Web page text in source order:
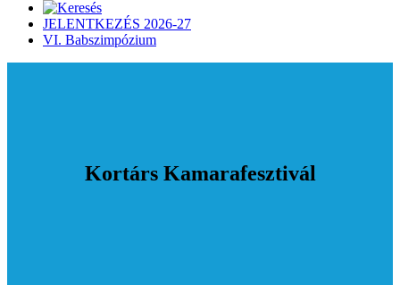
JELENTKEZÉS 2026-27
VI. Babszimpózium
Kortárs Kamarafesztivál